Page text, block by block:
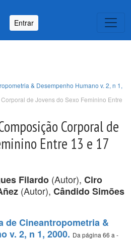
Entrar
& Desempenho Humano v. 2, n 1,
de Jovens do Sexo Feminino Entre
Corporal de
Entre 13 e 17
Filardo (Autor), Ciro
(Autor), Cândido Simões
de Cineantropometria &
v. 2, n 1, 2000. Da página 66 a -